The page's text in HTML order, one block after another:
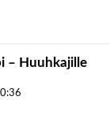
– Huuhkajille